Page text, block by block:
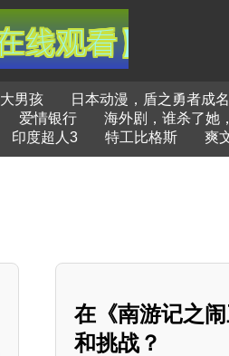
大男孩 日本动漫，盾之勇者成
爱情银行 海外剧，谁杀了她
印度超人3 特工比格斯 爽
在《南游记之
和挑战？